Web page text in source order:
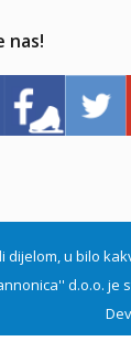
nas!
dijelom, u bilo
d.o.o. je